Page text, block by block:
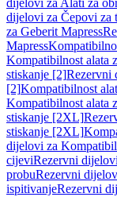
dijelovi za Alati za
dijelovi za Čepovi za
za Geberit Mapress
Mapress
Kompatibilnost alata
stiskanje [2]Rezervni
[2]Kompatibilnost
Kompatibilnost alata
stiskanje [2XL]
stiskanje [2XL]
dijelovi za
cijeviRezervni
probuRezervni
ispitivanjeRezervni